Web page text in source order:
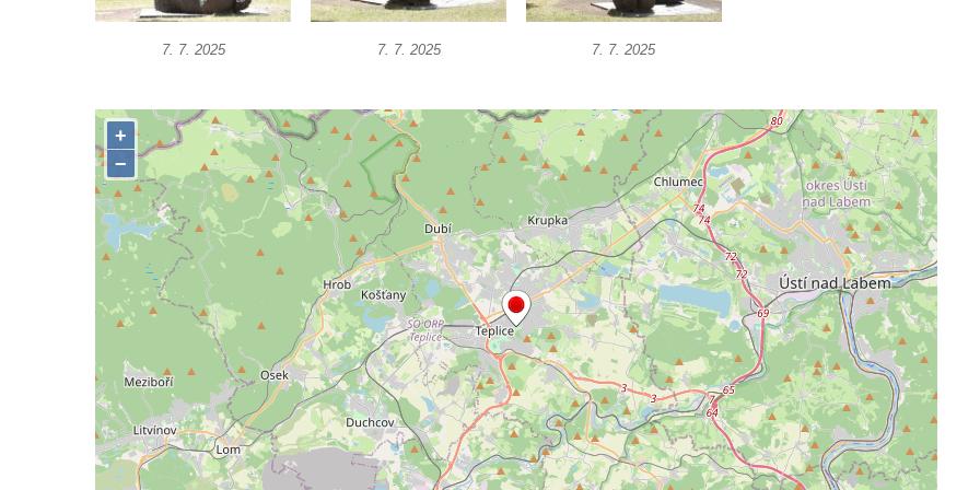
Socha Nosorožík v ZOO Hluboká
Socha Rosomák v ZOO Hluboká
Socha Vážka v ZOO Hluboká
Socha Volavka v ZOO Hluboká
Flamingo trůn v ZOO Hluboká
Lavička Kůň Převalského v ZOO Hluboká
Lysá nad Labem, barokní město Šporkovo
Socha Opičákovník v ZOO Hluboká
Socha Roháč v ZOO Hluboká
Socha Mystik v ZOO Hluboká
Reliéf Rodina a práce na budově záložny
čp. 69/1 v Českých Budějovicích
Socha Jana Valeria Jirsíka u Černé věže v
7. 7. 2025 7. 7. 2025 7. 7. 2025